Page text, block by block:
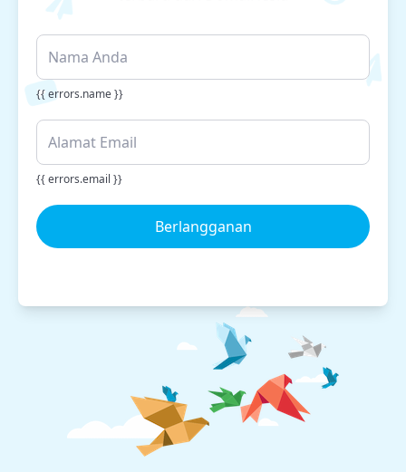
{{ errors.name }}
{{ errors.email }}
Berlangganan